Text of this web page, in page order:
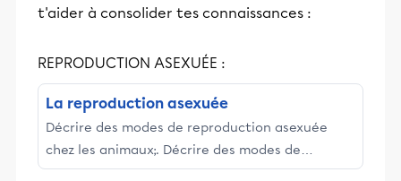
t'aider à consolider tes connaissances :
REPRODUCTION ASEXUÉE :
La reproduction asexuée
Décrire des modes de reproduction asexuée
chez les animaux;. Décrire des modes de
reproduction asexuée chez les végétaux.